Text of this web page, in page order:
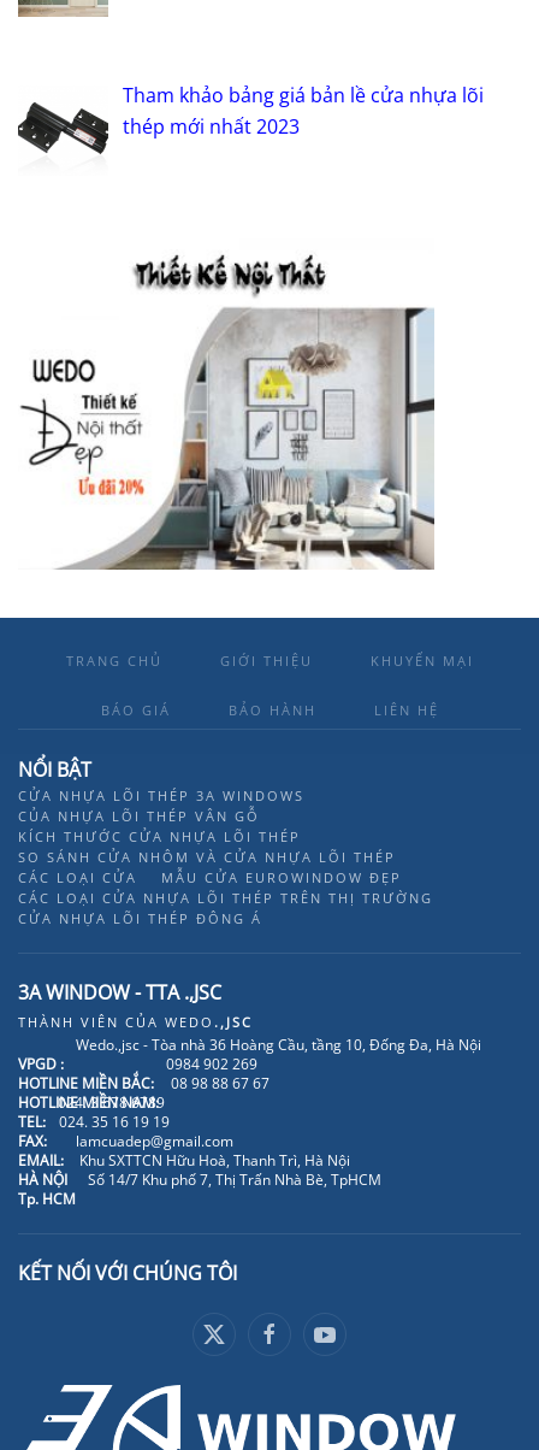
Tham khảo bảng giá bản lề cửa nhựa lõi
thép mới nhất 2023
TRANG CHỦ GIỚI THIỆU KHUYẾN MẠI
BÁO GIÁ BẢO HÀNH LIÊN HỆ
NỔI BẬT
CỬA NHỰA LÕI THÉP 3A WINDOWS
CỦA NHỰA LÕI THÉP VÂN GỖ
KÍCH THƯỚC CỬA NHỰA LÕI THÉP
SO SÁNH CỬA NHÔM VÀ CỬA NHỰA LÕI THÉP
CÁC LOẠI CỬA
MẪU CỬA EUROWINDOW ĐẸP
CÁC LOẠI CỬA NHỰA LÕI THÉP TRÊN THỊ TRƯỜNG
CỬA NHỰA LÕI THÉP ĐÔNG Á
3A WINDOW - TTA .,JSC
THÀNH VIÊN CỦA WEDO .,JSC
VPGD :
Wedo.,jsc - Tòa nhà 36 Hoàng Cầu, tầng 10, Đống Đa, Hà Nội
HOTLINE MIỀN BẮC:
0984 902 269
HOTLINE MIỀN NAM:
08 98 88 67 67
TEL:
024. 3 678 6789
FAX:
024. 35 16 19 19
EMAIL:
lamcuadep@gmail.com
HÀ NỘI
Khu SXTTCN Hữu Hoà, Thanh Trì, Hà Nội
Tp. HCM
Số 14/7 Khu phố 7, Thị Trấn Nhà Bè, TpHCM
KẾT NỐI VỚI CHÚNG TÔI